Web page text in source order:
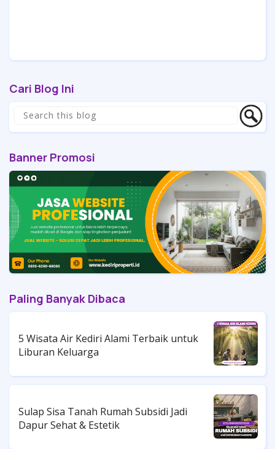
Cari Blog Ini
Banner Promosi
Paling Banyak Dibaca
5 Wisata Air Kediri Alami Terbaik untuk
Liburan Keluarga
Sulap Sisa Tanah Rumah Subsidi Jadi
Dapur Sehat & Estetik